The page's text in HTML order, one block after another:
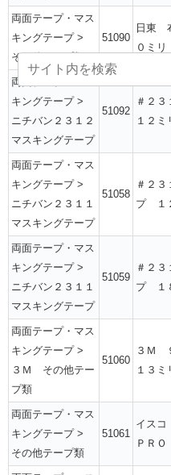
両面テープ・マス
キングテープ >
その他テープ類
51090
日東
０ミリ
両面テープ・マス
キングテープ >
ニチバン２３１２
マスキングテープ
51092
＃２
１２ミ
両面テープ・マス
キングテープ >
ニチバン２３１１
マスキングテープ
51058
＃２
プ １
両面テープ・マス
キングテープ >
ニチバン２３１１
マスキングテープ
51059
＃２
プ １
両面テープ・マス
キングテープ >
３Ｍ その他テー
プ類
51060
３Ｍ
１３ミ
両面テープ・マス
キングテープ >
その他テープ類
51061
イス
ＰＲ